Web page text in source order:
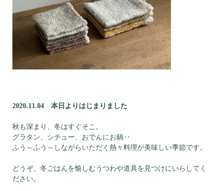
2020.11.04 本日よりはじまりました
秋も深まり、冬はすぐそこ。
グラタン、シチュー、おでんにお鍋‥
ふう～ふう～しながらいただく熱々料理が美味しい季節です。
どうぞ、冬ごはんを愉しむうつわや道具を見つけにいらしてく
ださい。